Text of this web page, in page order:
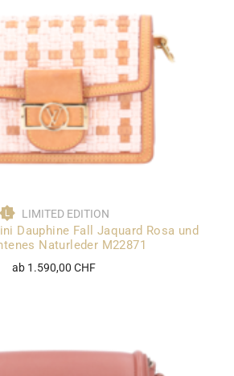
LIMITED EDITION
Dauphine Fall Jaquard Rosa und
Naturleder M22871
ab 1.590,00 CHF